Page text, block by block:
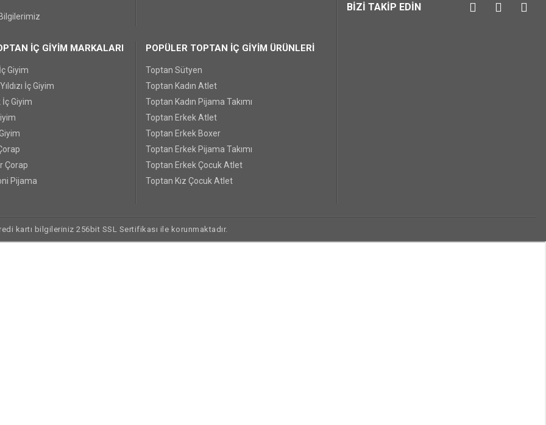
İÇ GİYİM MARKALARI
Giyim
İç Giyim
Giyim
Çorap
Pijama
POPÜLER TOPTAN İÇ GİYİM ÜRÜNLERİ
Toptan Sütyen
Toptan Kadın Atlet
Toptan Kadın Pijama Takımı
Toptan Erkek Atlet
Toptan Erkek Boxer
Toptan Erkek Pijama Takımı
Toptan Erkek Çocuk Atlet
Toptan Kız Çocuk Atlet
BİZİ TAKİP EDİN
kartı bilgileriniz 256bit SSL Sertifikası ile korunmaktadır.